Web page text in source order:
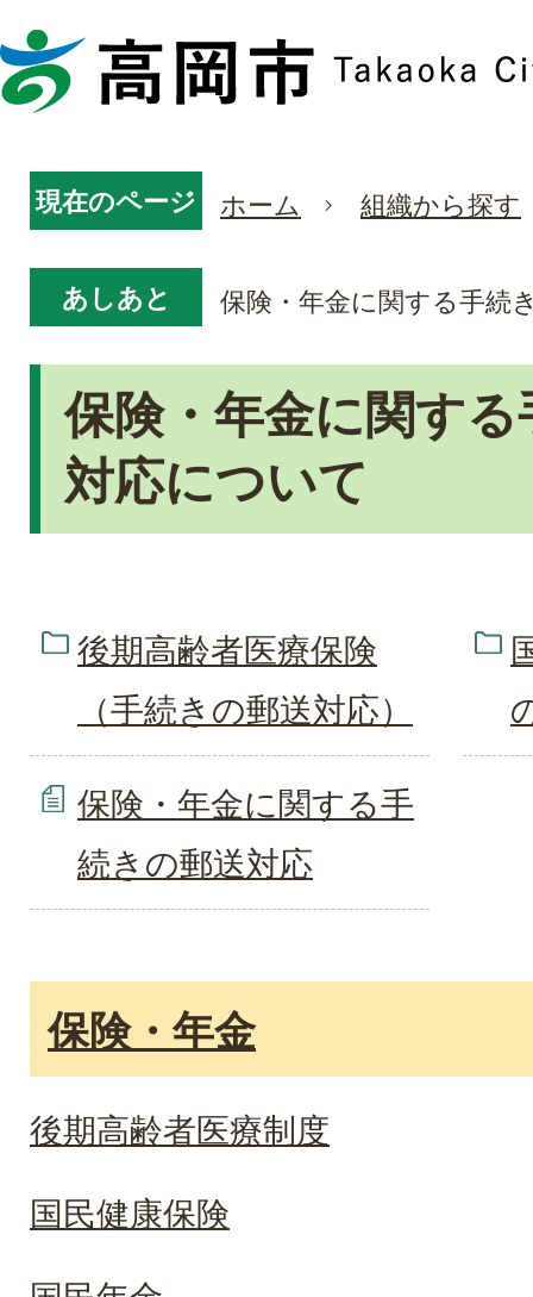
現在のページ ホーム 組織から探す
あしあと 保険・年金に関する手続
保険・年金に関す
対応について
後期高齢者医療保険
（手続きの郵送対応）
保険・年金に関する手
続きの郵送対応
保険・年金
後期高齢者医療制度
国民健康保険